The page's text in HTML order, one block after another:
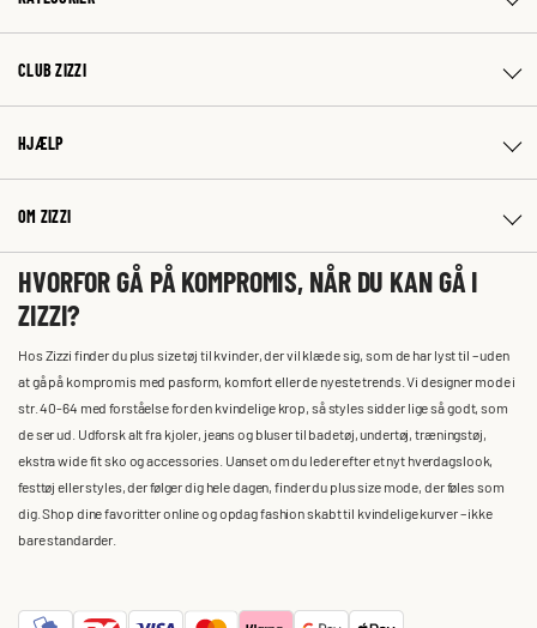
CLUB ZIZZI
HJÆLP
OM ZIZZI
HVORFOR GÅ PÅ KOMPROMIS, NÅR DU KAN GÅ I
ZIZZI?
Hos Zizzi finder du plus size tøj til kvinder, der vil klæde sig, som de har lyst til – uden
at gå på kompromis med pasform, komfort eller de nyeste trends. Vi designer mode i
str. 40-64 med forståelse for den kvindelige krop, så styles sidder lige så godt, som
de ser ud. Udforsk alt fra kjoler, jeans og bluser til badetøj, undertøj, træningstøj,
ekstra wide fit sko og accessories. Uanset om du leder efter et nyt hverdagslook,
festtøj eller styles, der følger dig hele dagen, finder du plus size mode, der føles som
dig. Shop dine favoritter online og opdag fashion skabt til kvindelige kurver – ikke
bare standarder.